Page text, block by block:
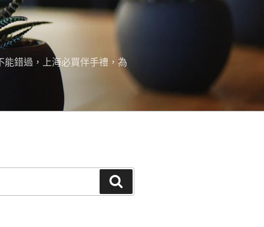
錯過，上海必買伴手禮，為
尋